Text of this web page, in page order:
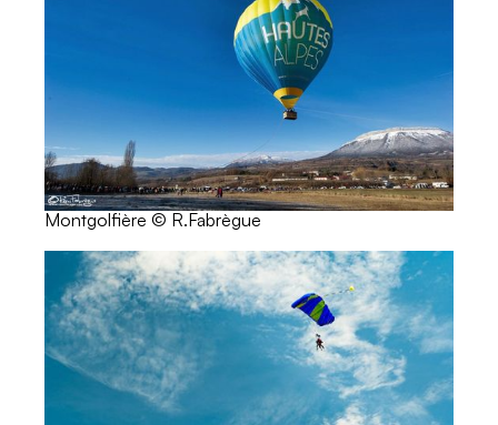
Montgolfière © R.Fabrègue